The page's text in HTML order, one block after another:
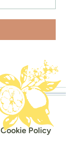
Cookie Policy